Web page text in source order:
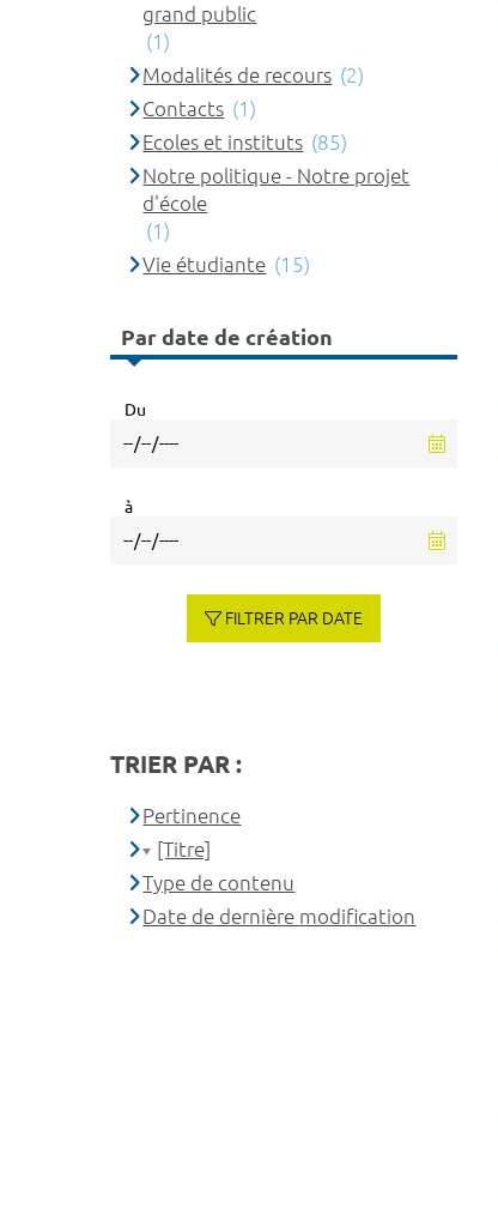
grand public
(1)
Modalités de recours (2)
Contacts (1)
Ecoles et instituts (85)
Notre politique - Notre projet
d'école
(1)
Vie étudiante (15)
Par date de création
Du
à
FILTRER PAR DATE
TRIER PAR :
Pertinence
[Titre]
Type de contenu
Date de dernière modification